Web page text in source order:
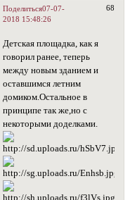
Поделиться 68
07-07-
2018 15:48:26
Детская площадка, как я
говорил ранее, теперь
между новым зданием и
оставшимся летним
домиком.Остальное в
принципе так же,но с
некоторыми доделками.